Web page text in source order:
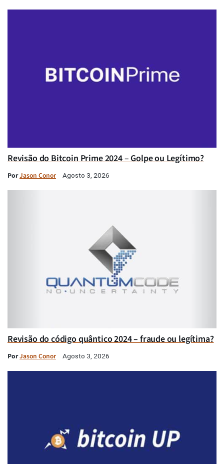
Revisão do Bitcoin Prime 2024 – Golpe ou Legítimo?
PorJason Conor Agosto 3, 2026
Revisão do código quântico 2024 – fraude ou legítima?
PorJason Conor Agosto 3, 2026